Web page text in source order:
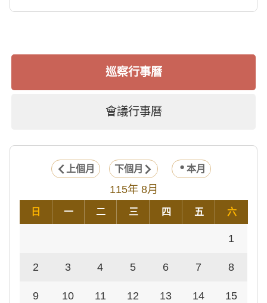
巡察行事曆
會議行事曆
上個月 下個月 本月
115年 8月
日 一 二 三 四 五 六
1
2 3 4 5 6 7 8
9 10 11 12 13 14 15